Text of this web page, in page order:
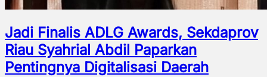
Jadi Finalis ADLG Awards, Sekdaprov
Riau Syahrial Abdil Paparkan
Pentingnya Digitalisasi Daerah